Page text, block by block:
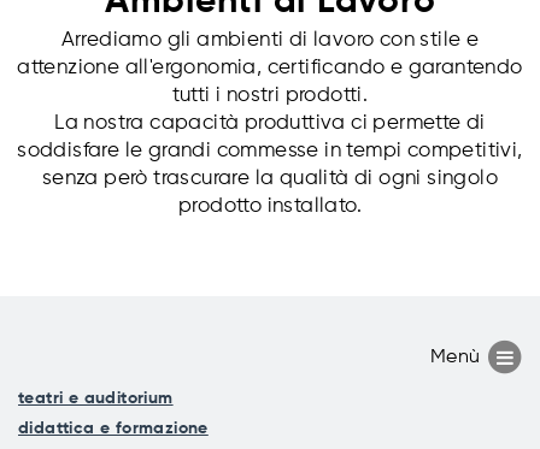
Arrediamo gli ambienti di lavoro con stile e
attenzione all'ergonomia, certificando e garantendo
tutti i nostri prodotti.
La nostra capacità produttiva ci permette di
soddisfare le grandi commesse in tempi competitivi,
senza però trascurare la qualità di ogni singolo
prodotto installato.
teatri e auditorium
didattica e formazione